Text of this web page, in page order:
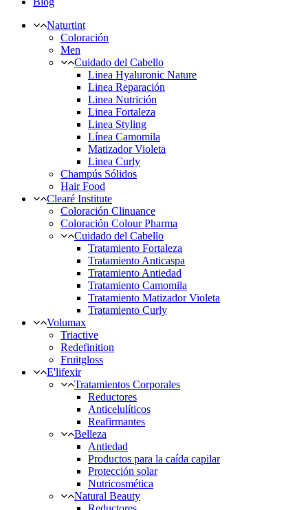
Naturtint
Coloración
Men
Cuidado del Cabello
Linea Hyaluronic Nature
Linea Reparación
Linea Nutrición
Linea Fortaleza
Linea Styling
Línea Camomila
Matizador Violeta
Linea Curly
Champús Sólidos
Hair Food
Clearé Institute
Coloración Clinuance
Coloración Colour Pharma
Cuidado del Cabello
Tratamiento Fortaleza
Tratamiento Anticaspa
Tratamiento Antiedad
Tratamiento Camomila
Tratamiento Matizador Violeta
Tratamiento Curly
Volumax
Triactive
Redefinition
Fruitgloss
E'lifexir
Tratamientos Corporales
Reductores
Anticelulíticos
Reafirmantes
Belleza
Antiedad
Productos para la caída capilar
Protección solar
Nutricosmética
Natural Beauty